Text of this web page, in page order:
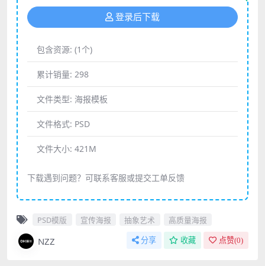
登录后下载
包含资源: (1个)
累计销量: 298
文件类型: 海报模板
文件格式: PSD
文件大小: 421M
下载遇到问题？可联系客服或提交工单反馈
PSD模版 宣传海报 抽象艺术 高质量海报
NZZ 分享 收藏 点赞(0)